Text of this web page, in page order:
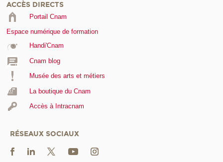
ACCÈS DIRECTS
Portail Cnam
Espace numérique de formation
Handi'Cnam
Cnam blog
Musée des arts et métiers
La boutique du Cnam
Accès à Intracnam
RÉSEAUX SOCIAUX